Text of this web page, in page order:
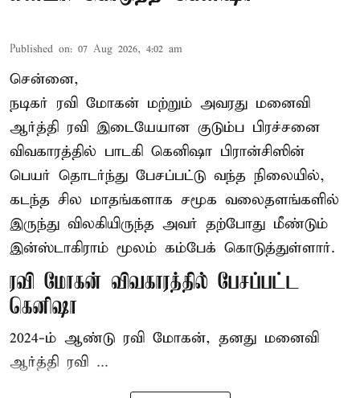
Published on: 07 Aug 2026, 4:02 am
சென்னை,
நடிகர் ரவி மோகன் மற்றும் அவரது மனைவி
ஆர்த்தி ரவி இடையேயான குடும்ப பிரச்சனை
விவகாரத்தில் பாடகி கெனிஷா பிரான்சிஸின்
பெயர் தொடர்ந்து பேசப்பட்டு வந்த நிலையில்,
கடந்த சில மாதங்களாக சமூக வலைதளங்களில்
இருந்து விலகியிருந்த அவர் தற்போது மீண்டும்
இன்ஸ்டாகிராம் மூலம் கம்பேக் கொடுத்துள்ளார்.
ரவி மோகன் விவகாரத்தில் பேசப்பட்ட
கெனிஷா
2024-ம் ஆண்டு ரவி மோகன், தனது மனைவி
ஆர்த்தி ரவி ...